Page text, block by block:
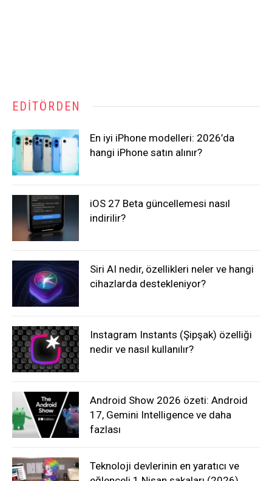
EDITÖRDEN
En iyi iPhone modelleri: 2026’da
hangi iPhone satın alınır?
iOS 27 Beta güncellemesi nasıl
indirilir?
Siri AI nedir, özellikleri neler ve hangi
cihazlarda destekleniyor?
Instagram Instants (Şipşak) özelliği
nedir ve nasıl kullanılır?
Android Show 2026 özeti: Android
17, Gemini Intelligence ve daha
fazlası
Teknoloji devlerinin en yaratıcı ve